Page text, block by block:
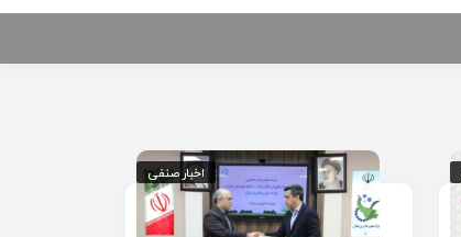
اخبار صنفی
اخبار صنفی